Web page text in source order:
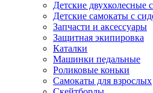
Детские двухколесные
Детские самокаты с
Запчасти и аксессуары
Защитная экипировка
Каталки
Машинки педальные
Роликовые коньки
Самокаты для взрослых